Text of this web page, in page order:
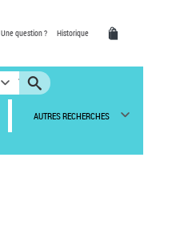
Une question ? Historique
AUTRES RECHERCHES